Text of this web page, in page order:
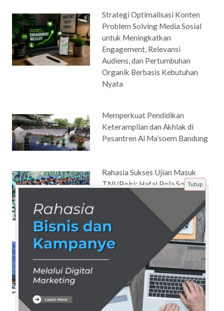
Strategi Optimalisasi Konten
Problem Solving Media Sosial
untuk Meningkatkan
Engagement, Relevansi
Audiens, dan Pertumbuhan
Organik Berbasis Kebutuhan
Nyata
Memperkuat Pendidikan
Keterampilan dan Akhlak di
Pesantren Al Ma’soem Bandung
Rahasia Sukses Ujian Masuk
TNI/Polri: Hafal Pola Soalnya!
Meningkatkan Kepercayaan
Diri dan Rasa Bangga:
Mencapai Mimpi yang Tertunda
Tutup